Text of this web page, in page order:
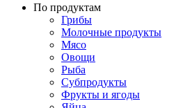
По продуктам
Грибы
Молочные продукты
Мясо
Овощи
Рыба
Субпродукты
Фрукты и ягоды